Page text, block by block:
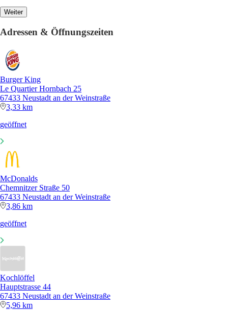
Weiter
Adressen & Öffnungszeiten
Burger King
Le Quartier Hornbach 25
67433 Neustadt an der Weinstraße
3,33 km
geöffnet
McDonalds
Chemnitzer Straße 50
67433 Neustadt an der Weinstraße
3,86 km
geöffnet
Kochlöffel
Hauptstrasse 44
67433 Neustadt an der Weinstraße
5,96 km